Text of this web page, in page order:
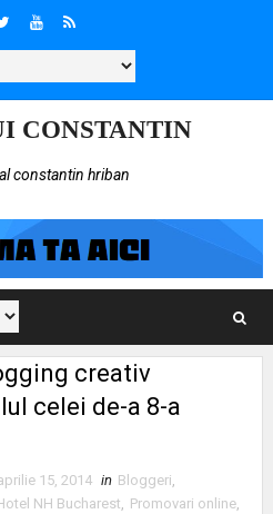
CONSTANTIN
constantin hriban
creativ
celei de-a 8-a
15, 2014 in Bloggeri,
NH Bucharest, Promovari online,